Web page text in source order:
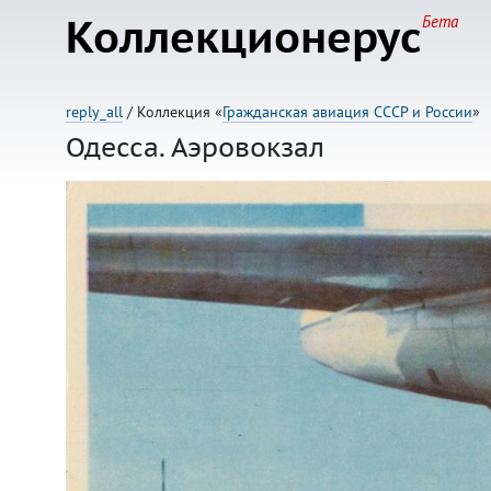
КоллекционерусБета
reply_all / Коллекция «Гражданская авиация СССР и России»
Одесса. Аэровокзал